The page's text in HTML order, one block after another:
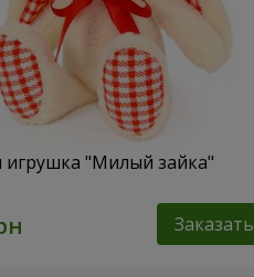
игрушка "Милый зайка"
Заказать